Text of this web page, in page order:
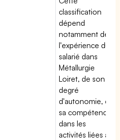
classification
dépend
notamment de
l'expérience du
salarié dans
Métallurgie
Loiret, de son
degré
d'autonomie, de
sa compétence
dans les
activités liées à